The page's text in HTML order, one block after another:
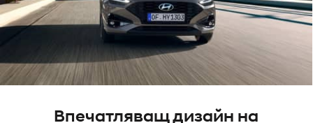
Впечатляващ дизайн на